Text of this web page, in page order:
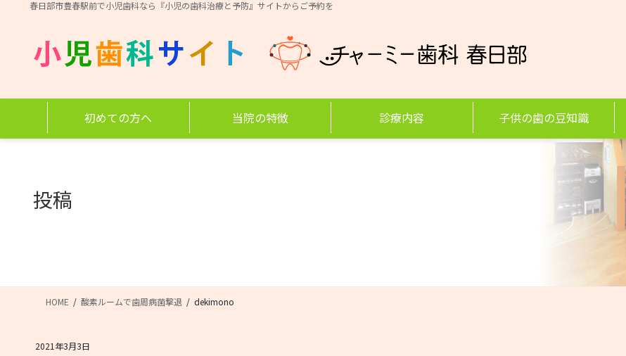
移
春日部市豊春駅前で小児歯科なら『小児の歯科治療と予防』サイトからご予約を
初めての方へ 当院の特徴 診療内容 子供の歯の豆知識
投稿
HOME 酸素ルームで歯周病菌撃退 dekimono
2021年3月3日